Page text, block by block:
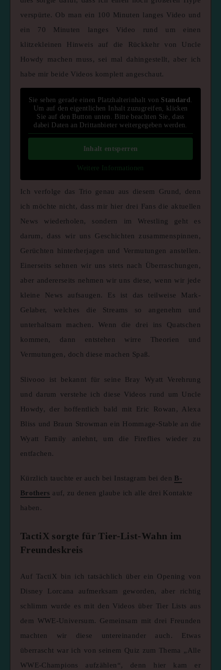
verspürte. Ob man ein 100 Minuten langes Video und
ein 70 Minuten langes Video rund um einen
klitzekleinen Hinweis auf die Rückkehr von Uncle
Howdy machen muss, sei mal dahingestellt, aber ich
habe mir beide Videos komplett angeschaut.
Sie sehen gerade einen Platzhalterinhalt von Standard
Um auf den eigentlichen Inhalt zuzugreifen, klicken
Sie auf den Button unten. Bitte beachten Sie, dass
dabei Daten an Drittanbieter weitergegeben werden.
Inhalt entsperren
Weitere Informationen
Ich verfolge das Trio genau aus diesem Grund, denn
ich möchte nicht, dass mir hier drei Fans die aktuellen
News wiederholen, sondern im Wrestling geht es
darum, dass wir uns Geschichten zusammenspinnen,
Gerüchten hinterherjagen und Vermutungen anstellen.
Einerseits sehnen wir uns stets nach Überraschungen,
aber andererseits nehmen wir uns diese, wenn wir jede
kleine News aufsaugen. Es ist das teilweise Mark-
Gelaber, welches die Streams so angenehm und
unterhaltsam machen. Wenn die drei ins Quatschen
kommen, dann entstehen wirre Theorien und
Vermutungen, doch diese machen Spaß.
Slivooo ist bekannt für seine Bray Wyatt Verehrung
und darum verstehe ich diese Videos rund um Uncle
Howdy, der hoffentlich bald mit Eric Rowan, Alexa
Bliss und Braun Strowman ein Hommage-Stable an die
Wyatt Family anlehnt, um die Fireflies wieder zu
entfachen.
Kürzlich tauchte er auch bei Instagram bei den B-
Brothers auf, zu denen glaube ich alle drei Kontakte
haben.
TactiX sorgte für Tier-List-Wahn im
Freundeskreis
Auf TactiX bin ich tatsächlich über ein Opening von
Disney Lorcana aufmerksam geworden, aber richtig
schlimm wurde es mit den Videos über Tier Lists aus
dem WWE-Universum. Gemeinsam mit drei Freunden
machten wir diese untereinander auch. Etwas
überrascht war ich von seinem Quiz zum Thema „Alle
WWE-Champions aufzählen“, denn hier kam er